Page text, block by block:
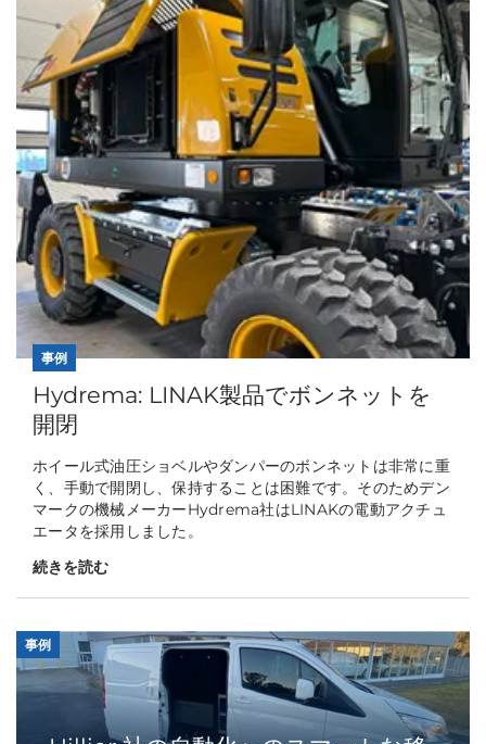
事例
Hydrema: LINAK製品でボンネットを
開閉
ホイール式油圧ショベルやダンパーのボンネットは非常に重
く、手動で開閉し、保持することは困難です。そのためデン
マークの機械メーカーHydrema社はLINAKの電動アクチュ
エータを採用しました。
続きを読む
事例